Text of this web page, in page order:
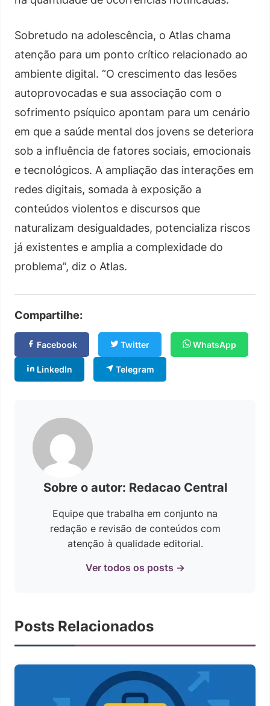
Sobretudo na adolescência, o Atlas chama
atenção para um ponto crítico relacionado ao
ambiente digital. “O crescimento das lesões
autoprovocadas e sua associação com o
sofrimento psíquico apontam para um cenário
em que a saúde mental dos jovens se deteriora
sob a influência de fatores sociais, emocionais
e tecnológicos. A ampliação das interações em
redes digitais, somada à exposição a
conteúdos violentos e discursos que
naturalizam desigualdades, potencializa riscos
já existentes e amplia a complexidade do
problema”, diz o Atlas.
Compartilhe:
Facebook Twitter WhatsApp
LinkedIn Telegram
Sobre o autor: Redacao Central
Equipe que trabalha em conjunto na
redação e revisão de conteúdos com
atenção à qualidade editorial.
Ver todos os posts →
Posts Relacionados